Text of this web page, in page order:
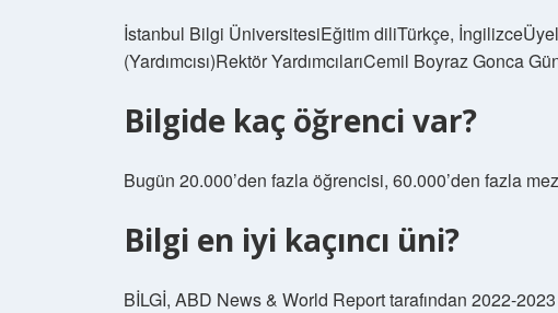
İstanbul Bilgi ÜniversitesiEğitim diliTürkçe,
(Yardımcısı)Rektör YardımcılarıCemil Boyraz Gonca
Bilgide kaç öğrenci var?
Bugün 20.000’den fazla öğrencisi, 60.000’den fazla
Bilgi en iyi kaçıncı üni?
BİLGİ, ABD News & World Report tarafından 2022-